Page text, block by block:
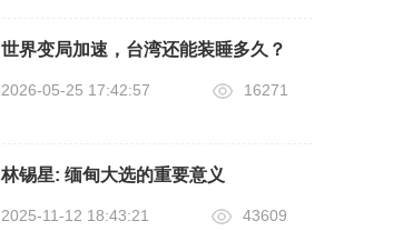
世界变局加速，台湾还能装睡多久？
2026-05-25 17:42:57 16271
林锡星: 缅甸大选的重要意义
2025-11-12 18:43:21 43609